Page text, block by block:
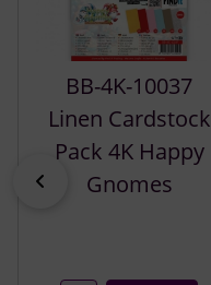
zurück
BB-4K-10037
Linen Cardstock
Pack 4K Happy
Gnomes